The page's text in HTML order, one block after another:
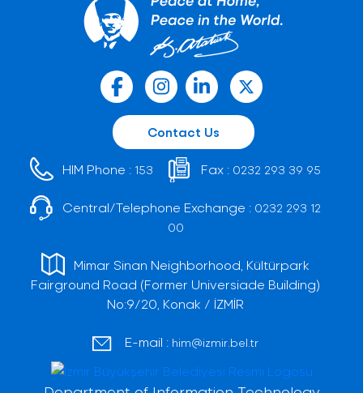
Contact Us
HIM Phone : 153 Fax : 0232 293 39 95
Central/Telephone Exchange : 0232 293 12
00
Mimar Sinan Neighborhood, Kültürpark
Fairground Road (Former Universiade Building)
No:9/20, Konak / İZMİR
E-mail : him@izmir.bel.tr